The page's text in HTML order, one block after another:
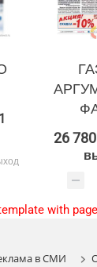
26
with
в СМИ